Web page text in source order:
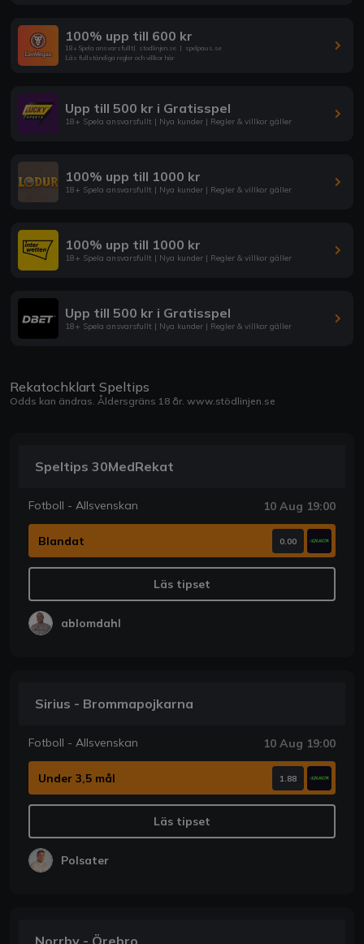
100% upp till 600 kr
18+ Spela ansvarsfullt| stodlinjen.se | spelpaus.se
Läs fullständiga regler och villkor här
Upp till 500 kr i Gratisspel
18+ Spela ansvarsfullt | Nya kunder | Regler & villkor gäller
100% upp till 1000 kr
18+ Spela ansvarsfullt | Nya kunder | Regler & villkor gäller
100% upp till 1000 kr
18+ Spela ansvarsfullt | Nya kunder | Regler & villkor gäller
Upp till 500 kr i Gratisspel
18+ Spela ansvarsfullt | Nya kunder | Regler & villkor gäller
Rekatochklart Speltips
Odds kan ändras. Åldersgräns 18 år. www.stödlinjen.se
Speltips 30MedRekat
Fotboll - Allsvenskan 10 Aug 19:00
Blandat 0.00
Läs tipset
ablomdahl
Sirius - Brommapojkarna
Fotboll - Allsvenskan 10 Aug 19:00
Under 3,5 mål 1.88
Läs tipset
Polsater
Norrby - Örebro